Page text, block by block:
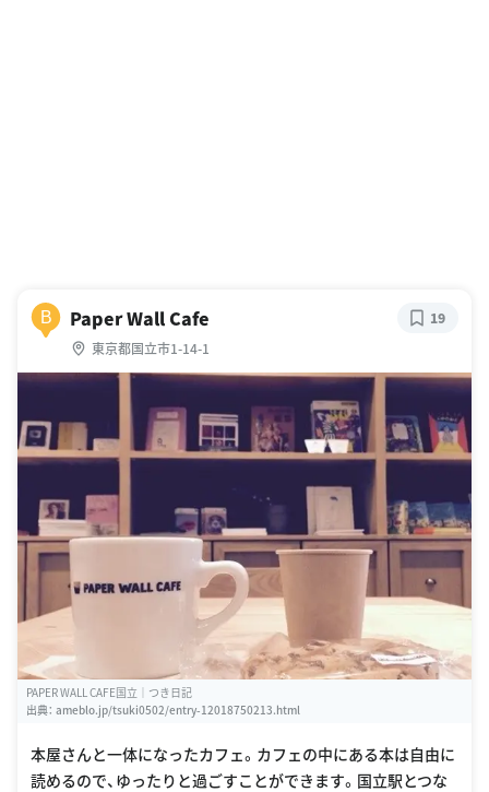
B Paper Wall Cafe
東京都国立市1-14-1
19
PAPER WALL CAFE国立｜つき日記
出典： ameblo.jp/tsuki0502/entry-12018750213.html
本屋さんと一体になったカフェ。カフェの中にある本は自由に
読めるので、ゆったりと過ごすことができます。国立駅とつな